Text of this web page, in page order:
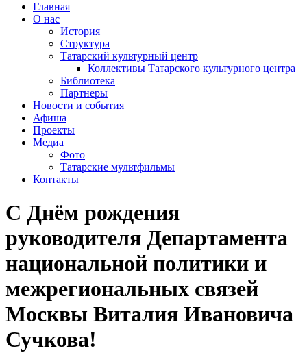
Главная
О нас
История
Структура
Татарский культурный центр
Коллективы Татарского культурного центра
Библиотека
Партнеры
Новости и события
Афиша
Проекты
Медиа
Фото
Татарские мультфильмы
Контакты
C Днём рождения
руководителя Департамента
национальной политики и
межрегиональных связей
Москвы Виталия Ивановича
Сучкова!